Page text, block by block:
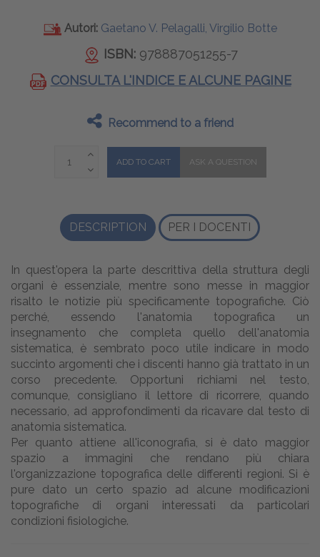
Autori: Gaetano V. Pelagalli, Virgilio Botte
ISBN: 978887051255-7
CONSULTA L'INDICE E ALCUNE PAGINE
Recommend to a friend
DESCRIPTION PER I DOCENTI
In quest'opera la parte descrittiva della struttura degli
organi è essenziale, mentre sono messe in maggior
risalto le notizie più specificamente topografiche. Ciò
perché, essendo l'anatomia topografica un
insegnamento che completa quello dell'anatomia
sistematica, è sembrato poco utile indicare in modo
succinto argomenti che i discenti hanno già trattato in un
corso precedente. Opportuni richiami nel testo,
comunque, consigliano il lettore di ricorrere, quando
necessario, ad approfondimenti da ricavare dal testo di
anatomia sistematica.
Per quanto attiene all'iconografia, si è dato maggior
spazio a immagini che rendano più chiara
l'organizzazione topografica delle differenti regioni. Si è
pure dato un certo spazio ad alcune modificazioni
topografiche di organi interessati da particolari
condizioni fisiologiche.